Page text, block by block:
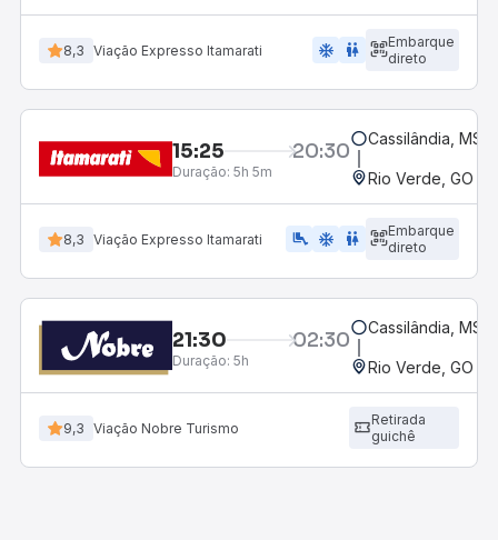
8,3 Viação Expresso Itamarati ac_unit wc
Embarque
direto
15:25 20:30
Duração: 5h 5m
Cassilândia, MS
Rio Verde, GO -
8,3 Viação Expresso Itamarati airline_seat_legroom_extra ac_unit wc
Embarque
direto
21:30 02:30
Duração: 5h
Cassilândia, MS
Rio Verde, GO -
9,3 Viação Nobre Turismo
Retirada
guichê